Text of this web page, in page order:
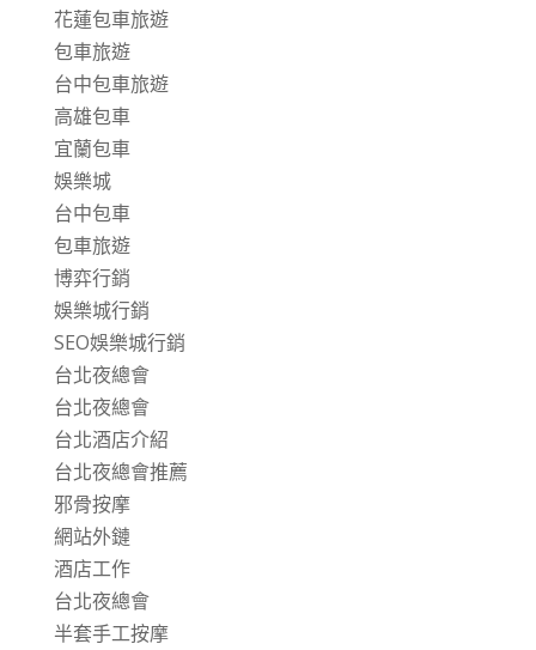
花蓮包車旅遊
包車旅遊
台中包車旅遊
高雄包車
宜蘭包車
娛樂城
台中包車
包車旅遊
博弈行銷
娛樂城行銷
SEO娛樂城行銷
台北夜總會
台北夜總會
台北酒店介紹
台北夜總會推薦
邪骨按摩
網站外鏈
酒店工作
台北夜總會
半套手工按摩